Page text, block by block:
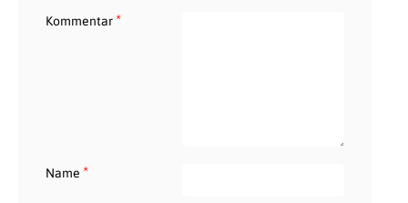
Kommentar*
Name *